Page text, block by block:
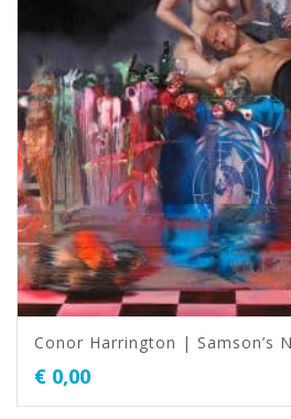
Conor Harrington | Samson’s
€ 0,00